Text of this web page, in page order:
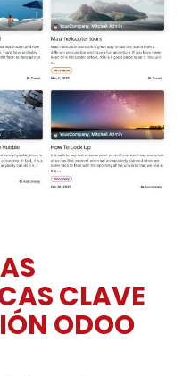
CLAVE
ODOO